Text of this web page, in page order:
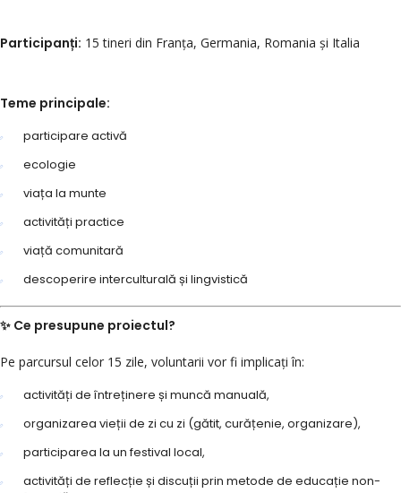
Participanți: 15 tineri din Franța, Germania, Romania și Italia
Teme principale:
participare activă
ecologie
viața la munte
activități practice
viață comunitară
descoperire interculturală și lingvistică
✨ Ce presupune proiectul?
Pe parcursul celor 15 zile, voluntarii vor fi implicați în:
activități de întreținere și muncă manuală,
organizarea vieții de zi cu zi (gătit, curățenie, organizare),
participarea la un festival local,
activități de reflecție și discuții prin metode de educație non-